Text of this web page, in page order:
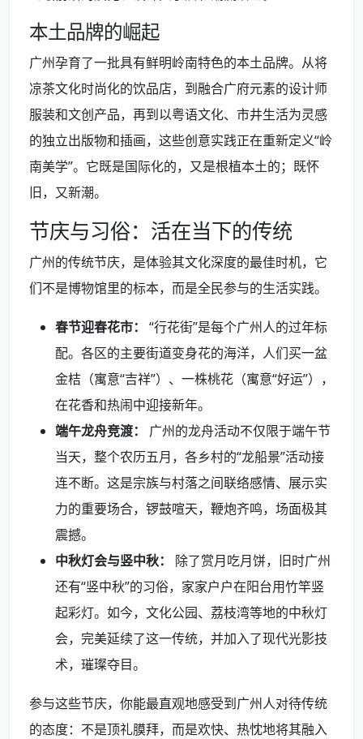
本土品牌的崛起
广州孕育了一批具有鲜明岭南特色的本土品牌。从将
凉茶文化时尚化的饮品店，到融合广府元素的设计师
服装和文创产品，再到以粤语文化、市井生活为灵感
的独立出版物和插画，这些创意实践正在重新定义“岭
南美学”。它既是国际化的，又是根植本土的；既怀
旧，又新潮。
节庆与习俗：活在当下的传统
广州的传统节庆，是体验其文化深度的最佳时机，它
们不是博物馆里的标本，而是全民参与的生活实践。
春节迎春花市：
“行花街”是每个广州人的过年标
配。各区的主要街道变身花的海洋，人们买一盆
金桔（寓意“吉祥”）、一株桃花（寓意“好运”），
在花香和热闹中迎接新年。
端午龙舟竞渡：
广州的龙舟活动不仅限于端午节
当天，整个农历五月，各乡村的“龙船景”活动接
连不断。这是宗族与村落之间联络感情、展示实
力的重要场合，锣鼓喧天，鞭炮齐鸣，场面极其
震撼。
中秋灯会与竖中秋：
除了赏月吃月饼，旧时广州
还有“竖中秋”的习俗，家家户户在阳台用竹竿竖
起彩灯。如今，文化公园、荔枝湾等地的中秋灯
会，完美延续了这一传统，并加入了现代光影技
术，璀璨夺目。
参与这些节庆，你能最直观地感受到广州人对待传统
的态度：不是顶礼膜拜，而是欢快、热忱地将其融入